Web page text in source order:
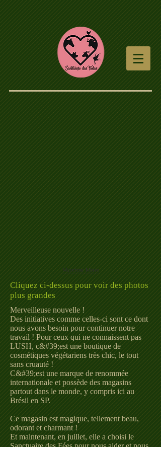
Merveilleuse nouvelle !
Des initiatives comme celles-ci sont ce dont
nous avons besoin pour continuer notre
travail ! Pour ceux qui ne connaissent pas
LUSH, c&#39;est une boutique de
cosmétiques végétariens très chic, le tout
sans cruauté !
C&#39;est une marque de renommée
internationale et possède des magasins
partout dans le monde, y compris ici au
Brésil en SP.
Ce magasin est magique, tellement beau,
odorant et charmant !
Et maintenant, en juillet, elle a choisi le
Sanctuaire des Fées pour nous aider et nous
Mostrar Mais
Cliquez ci-dessus pour voir des photos
plus grandes